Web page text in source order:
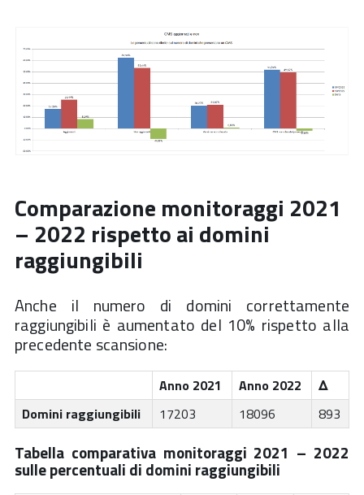
Comparazione monitoraggi 2021
– 2022 rispetto ai domini
raggiungibili
Anche il numero di domini correttamente
raggiungibili è aumentato del 10% rispetto alla
precedente scansione:
Anno 2021 Anno 2022
Δ
Domini raggiungibili
17203 18096 893
Tabella comparativa monitoraggi 2021 – 2022
sulle percentuali di domini raggiungibili